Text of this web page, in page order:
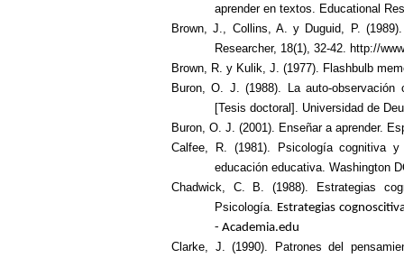
aprender en textos.
Educational
Brown, J., Collins, A. y Duguid, P.
Researcher, 18(1), 32-42. http://
Brown, R. y Kulik, J. (1977). Flashbulb
Buron, O. J. (1988). La auto-
[Tesis doctoral]. Universidad de
Buron, O. J. (2001). Enseñar a aprender.
Calfee, R. (1981). Psicología cognitiva
educación educativa. Washington
Chadwick, C. B. (1988). Estrategias
Psicología.
Estrategias
- Academia.edu
Clarke, J. (1990). Patrones del